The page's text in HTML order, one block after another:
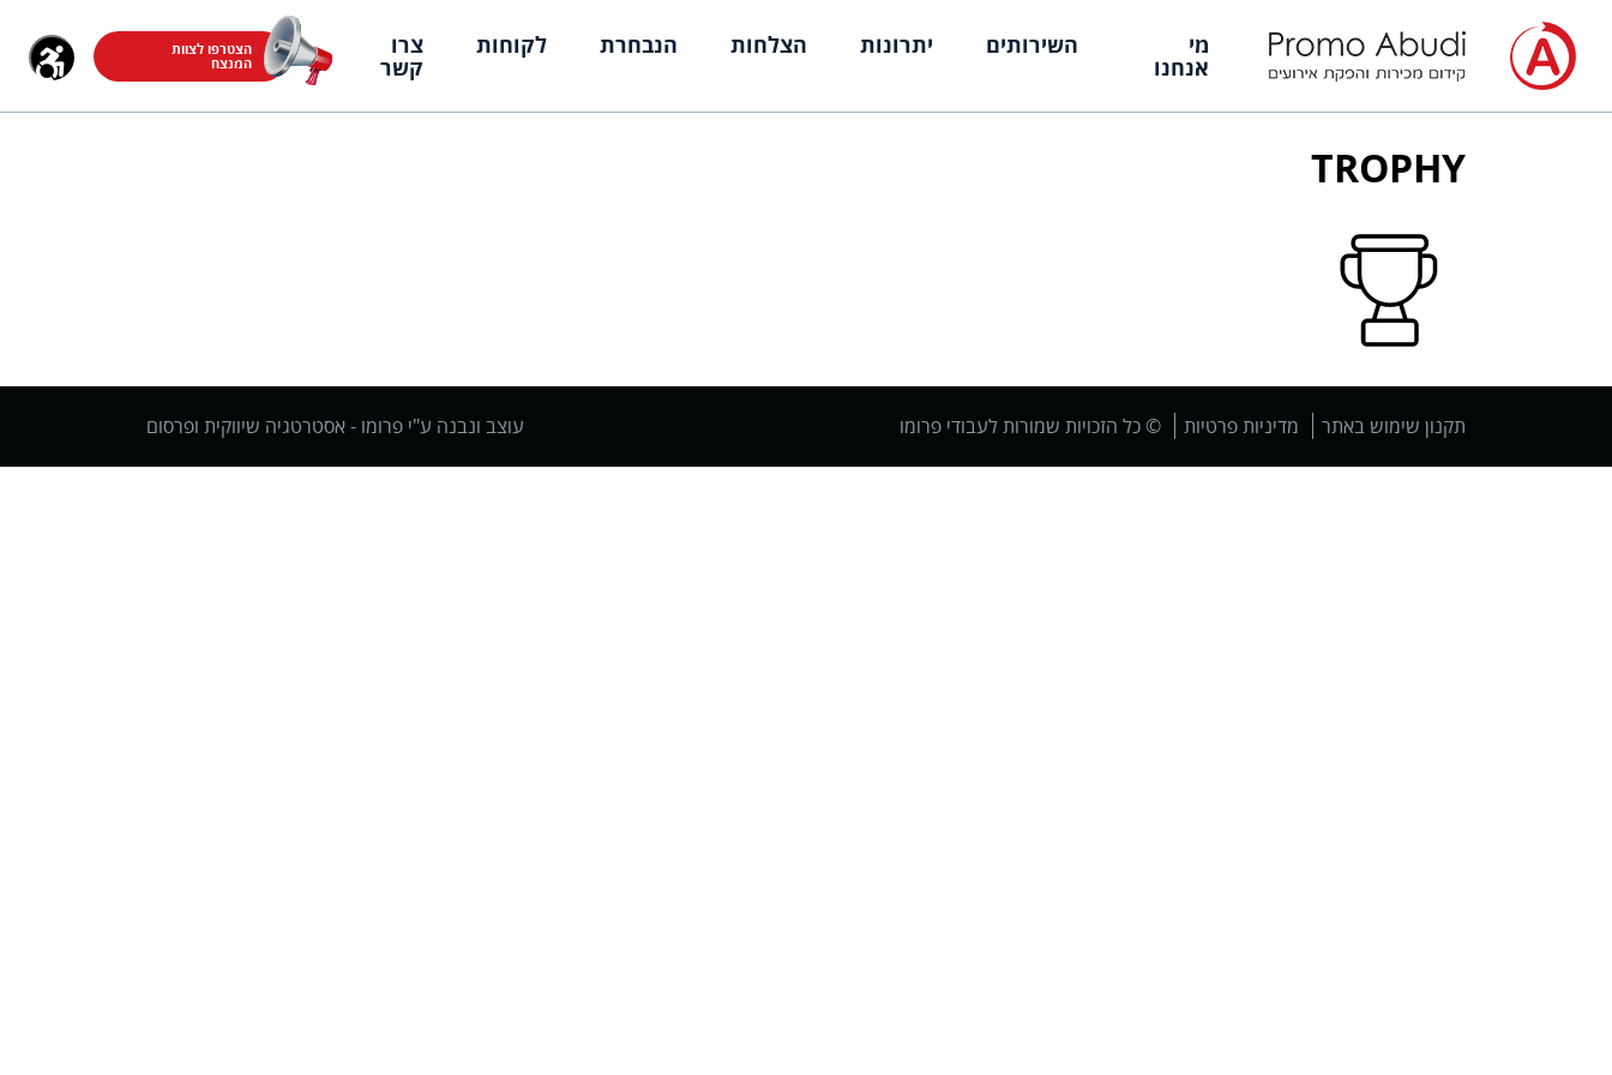
מי
אנחנו
השירותים יתרונות הצלחות הנבחרת לקוחות צרו
קשר
הצטרפו לצוות
המנצח
TROPHY
תקנון שימוש באתר מדיניות פרטיות © כל הזכויות שמורות לעבודי פרומו עוצב ונבנה ע"י פרומו - אסטרטגיה שיווקית ופרסום